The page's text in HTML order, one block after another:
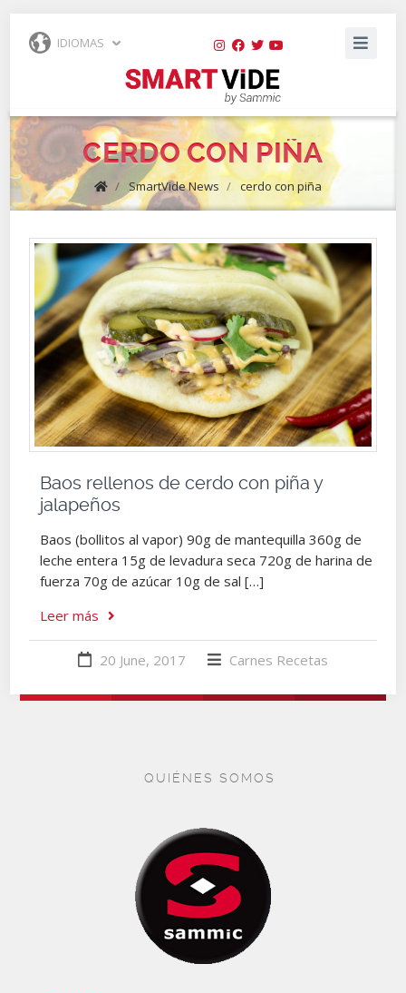
IDIOMAS
CERDO CON PIÑA
/ SmartVide News / cerdo con piña
Baos rellenos de cerdo con piña y
jalapeños
Baos (bollitos al vapor) 90g de mantequilla 360g de
leche entera 15g de levadura seca 720g de harina de
fuerza 70g de azúcar 10g de sal […]
Leer más
20 June, 2017 Carnes Recetas
QUIÉNES SOMOS